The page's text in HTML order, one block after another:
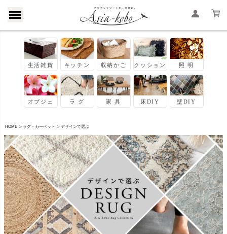
HOME ラグ・カーペット デザインで選ぶ